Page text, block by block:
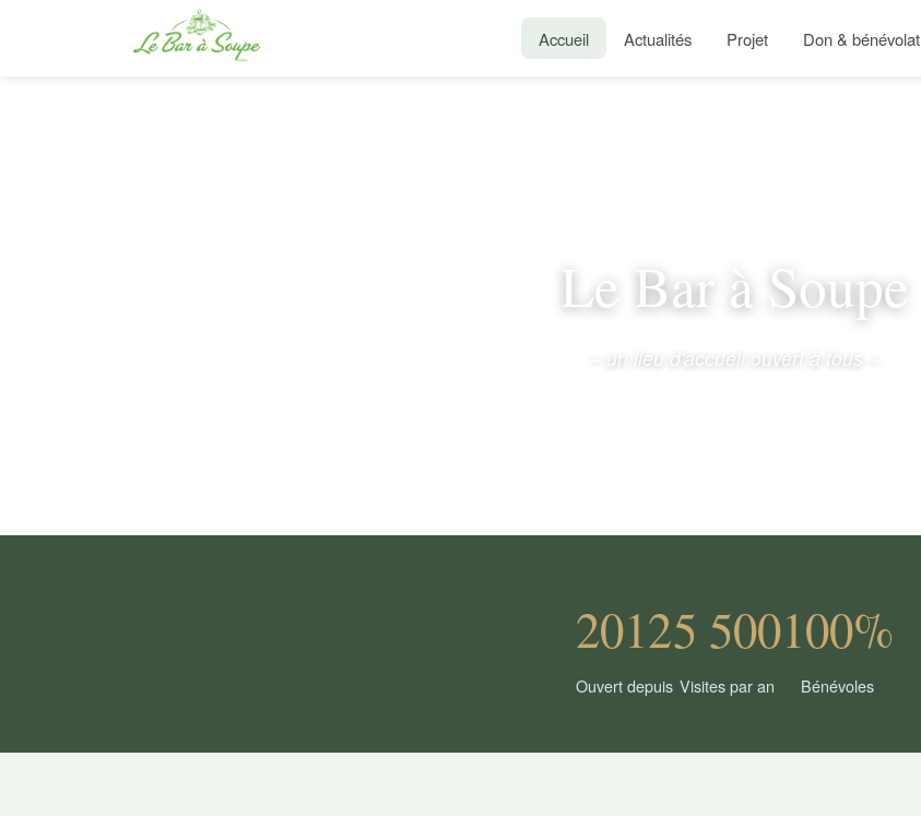
Accueil Actualités Projet Don & bénévolat
Le Bar à Soupe
– un lieu d'accueil ouvert à tous –
2012
Ouvert depuis
5 500
Visites par an
100%
Bénévoles